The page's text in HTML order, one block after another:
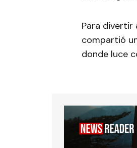
Para divertir
compartió
donde luce